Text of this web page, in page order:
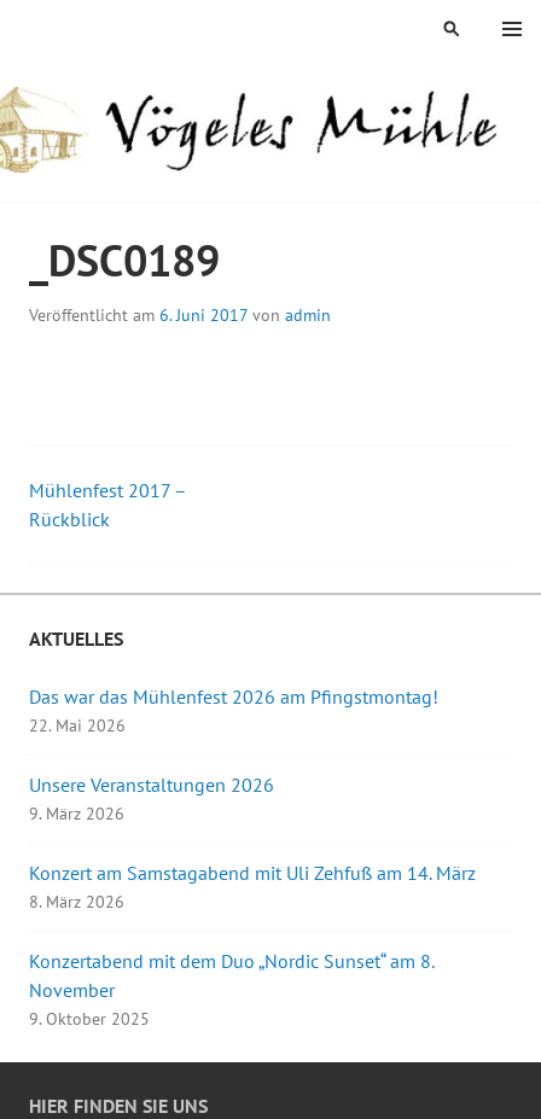
MENÜ
SUCHEN
_DSC0189
Veröffentlicht am 6. Juni 2017 von admin
Beitrags-
Mühlenfest 2017 –
Rückblick
AKTUELLES
Das war das Mühlenfest 2026 am Pfingstmontag!
22. Mai 2026
Unsere Veranstaltungen 2026
9. März 2026
Konzert am Samstagabend mit Uli Zehfuß am 14. März
8. März 2026
Konzertabend mit dem Duo „Nordic Sunset“ am 8.
November
9. Oktober 2025
HIER FINDEN SIE UNS